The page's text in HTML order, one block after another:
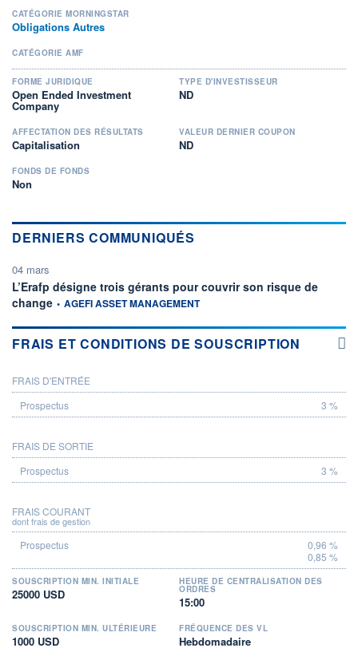
CATÉGORIE MORNINGSTAR
Obligations Autres
CATÉGORIE AMF
FORME JURIDIQUE
Open Ended Investment
Company
TYPE D'INVESTISSEUR
ND
AFFECTATION DES RÉSULTATS
Capitalisation
VALEUR DERNIER COUPON
ND
FONDS DE FONDS
Non
DERNIERS COMMUNIQUÉS
04 mars
L’Erafp désigne trois gérants pour couvrir son risque de
change information fournie par
• AGEFI ASSET MANAGEMENT
FRAIS ET CONDITIONS DE SOUSCRIPTION
PROSPECTUS
FRAIS D'ENTRÉE
3 %
FRAIS DE SORTIE
3 %
FRAIS COURANT
dont frais de gestion
0,96 %
0,85 %
SOUSCRIPTION MIN. INITIALE
25000 USD
HEURE DE CENTRALISATION DES
ORDRES
15:00
SOUSCRIPTION MIN. ULTÉRIEURE
1000 USD
FRÉQUENCE DES VL
Hebdomadaire